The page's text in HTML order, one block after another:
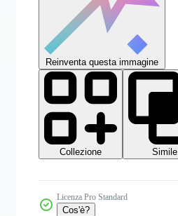
Reinventa questa immagine
Collezione
Simile
Licenza Pro Standard
Cos'è?